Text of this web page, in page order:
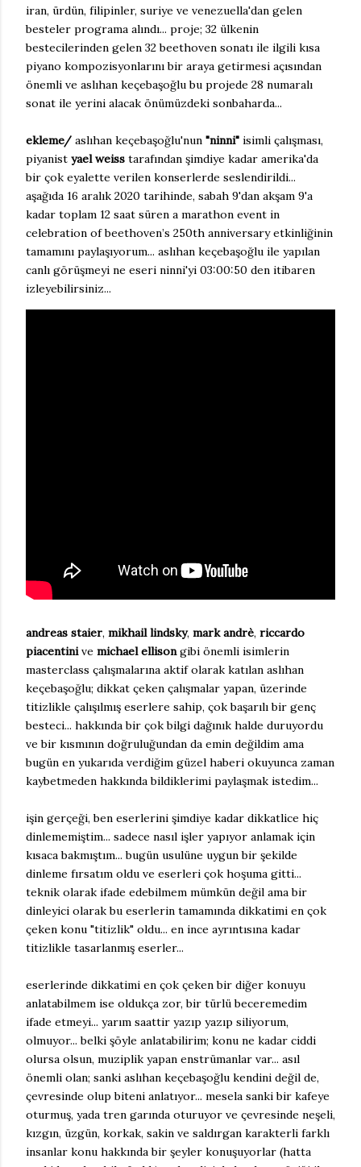
iran, ürdün, filipinler, suriye ve venezuella'dan gelen
besteler programa alındı... proje; 32 ülkenin
bestecilerinden gelen 32 beethoven sonatı ile ilgili kısa
piyano kompozisyonlarını bir araya getirmesi açısından
önemli ve aslıhan keçebaşoğlu bu projede 28 numaralı
sonat ile yerini alacak önümüzdeki sonbaharda...
ekleme/ aslıhan keçebaşoğlu'nun "ninni" isimli çalışması,
piyanist yael weiss tarafından şimdiye kadar amerika'da
bir çok eyalette verilen konserlerde seslendirildi...
aşağıda 16 aralık 2020 tarihinde, sabah 9'dan akşam 9'a
kadar toplam 12 saat süren a marathon event in
celebration of beethoven’s 250th anniversary etkinliğinin
tamamını paylaşıyorum... aslıhan keçebaşoğlu ile yapılan
canlı görüşmeyi ne eseri ninni'yi 03:00:50 den itibaren
izleyebilirsiniz...
andreas staier, mikhail lindsky, mark andrè‚ riccardo
piacentinive michael ellisongibi önemli isimlerin
masterclass çalışmalarına aktif olarak katılan aslıhan
keçebaşoğlu; dikkat çeken çalışmalar yapan, üzerinde
titizlikle çalışılmış eserlere sahip, çok başarılı bir genç
besteci... hakkında bir çok bilgi dağınık halde duruyordu
ve bir kısmının doğruluğundan da emin değildim ama
bugün en yukarıda verdiğim güzel haberi okuyunca zaman
kaybetmeden hakkında bildiklerimi paylaşmak istedim...
işin gerçeği, ben eserlerini şimdiye kadar dikkatlice hiç
dinlememiştim... sadece nasıl işler yapıyor anlamak için
kısaca bakmıştım... bugün usulüne uygun bir şekilde
dinleme fırsatım oldu ve eserleri çok hoşuma gitti...
teknik olarak ifade edebilmem mümkün değil ama bir
dinleyici olarak bu eserlerin tamamında dikkatimi en çok
çeken konu "titizlik" oldu... en ince ayrıntısına kadar
titizlikle tasarlanmış eserler...
eserlerinde dikkatimi en çok çeken bir diğer konuyu
anlatabilmem ise oldukça zor, bir türlü beceremedim
ifade etmeyi... yarım saattir yazıp yazıp siliyorum,
olmuyor... belki şöyle anlatabilirim; konu ne kadar ciddi
olursa olsun, muziplik yapan enstrümanlar var... asıl
önemli olan; sanki aslıhan keçebaşoğlu kendini değil de,
çevresinde olup biteni anlatıyor... mesela sanki bir kafeye
oturmuş, yada tren garında oturuyor ve çevresinde neşeli,
kızgın, üzgün, korkak, sakin ve saldırgan karakterli farklı
insanlar konu hakkında bir şeyler konuşuyorlar (hatta